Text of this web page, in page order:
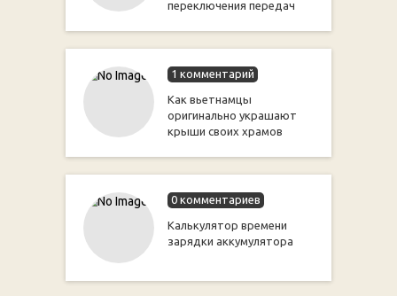
переключения передач
1 комментарий
Как вьетнамцы
оригинально украшают
крыши своих храмов
0 комментариев
Калькулятор времени
зарядки аккумулятора